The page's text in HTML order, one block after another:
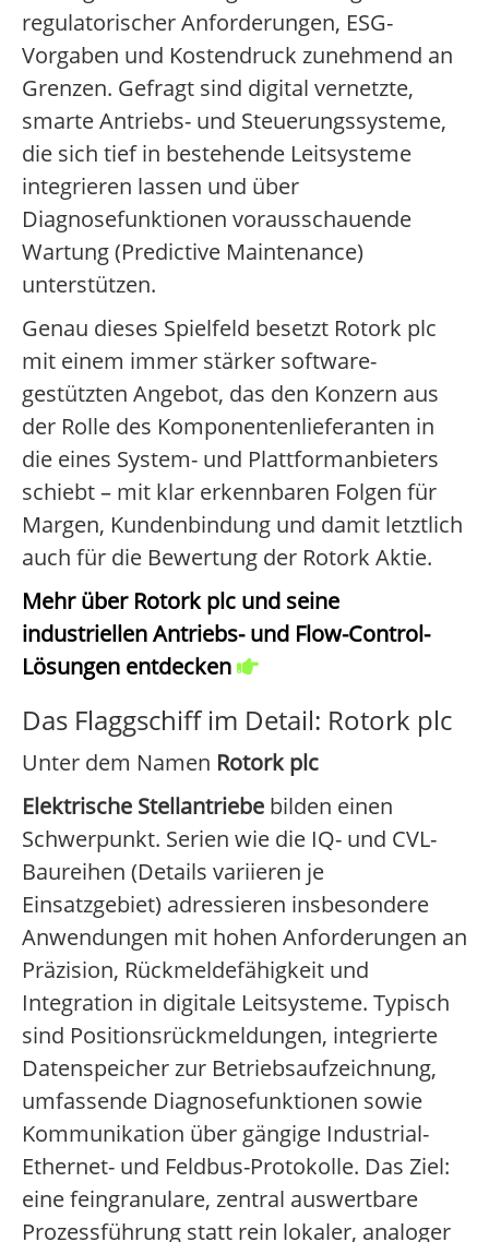
regulatorischer Anforderungen, ESG-
Vorgaben und Kostendruck zunehmend an
Grenzen. Gefragt sind digital vernetzte,
smarte Antriebs- und Steuerungssysteme,
die sich tief in bestehende Leitsysteme
integrieren lassen und über
Diagnosefunktionen vorausschauende
Wartung (Predictive Maintenance)
unterstützen.
Genau dieses Spielfeld besetzt Rotork plc
mit einem immer stärker software-
gestützten Angebot, das den Konzern aus
der Rolle des Komponentenlieferanten in
die eines System- und Plattformanbieters
schiebt – mit klar erkennbaren Folgen für
Margen, Kundenbindung und damit letztlich
auch für die Bewertung der Rotork Aktie.
Mehr über Rotork plc und seine
industriellen Antriebs- und Flow-Control-
Lösungen entdecken
Das Flaggschiff im Detail: Rotork plc
Unter dem Namen Rotork plc
Elektrische Stellantriebe bilden einen
Schwerpunkt. Serien wie die IQ- und CVL-
Baureihen (Details variieren je
Einsatzgebiet) adressieren insbesondere
Anwendungen mit hohen Anforderungen an
Präzision, Rückmeldefähigkeit und
Integration in digitale Leitsysteme. Typisch
sind Positionsrückmeldungen, integrierte
Datenspeicher zur Betriebsaufzeichnung,
umfassende Diagnosefunktionen sowie
Kommunikation über gängige Industrial-
Ethernet- und Feldbus-Protokolle. Das Ziel:
eine feingranulare, zentral auswertbare
Prozessführung statt rein lokaler, analoger